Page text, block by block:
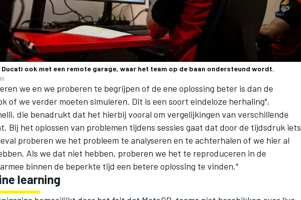
ook met een remote garage, waar het team op de baan ondersteund wordt.
we en we proberen te begrijpen of de ene oplossing beter is dan de
of we verder moeten simuleren. Dit is een soort eindeloze herhaling",
die benadrukt dat het hierbij vooral om vergelijkingen van verschillende
Bij het oplossen van problemen tijdens sessies gaat dat door de tijdsdruk iets
proberen we het probleem te analyseren en te achterhalen of we hier al
Als we dat niet hebben, proberen we het te reproduceren in de
binnen de beperkte tijd een betere oplossing te vinden."
learning